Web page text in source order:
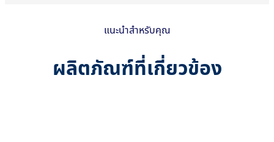
แนะนำสำหรับคุณ
ผลิตภัณฑ์ที่เกี่ยวข้อง